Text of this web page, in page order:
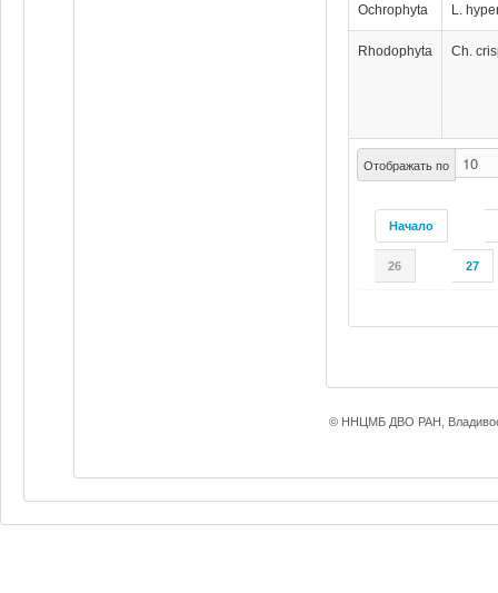
Отображать по
Начало
26 27
Ochrophyta L.
Rhodophyta Ch.
© ННЦМБ ДВО РАН,